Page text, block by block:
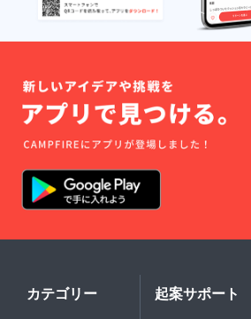
カテゴリー 起案サポート